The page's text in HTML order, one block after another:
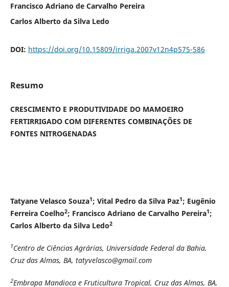
Francisco Adriano de Carvalho Pereira
Carlos Alberto da Silva Ledo
DOI: https://doi.org/10.15809/irriga.2007v12n4p575-586
Resumo
CRESCIMENTO E PRODUTIVIDADE DO MAMOEIRO
FERTIRRIGADO COM DIFERENTES COMBINAÇÕES DE
FONTES NITROGENADAS
Tatyane Velasco Souza1; Vital Pedro da Silva Paz1; Eugênio
Ferreira Coelho2; Francisco Adriano de Carvalho Pereira1;
Carlos Alberto da Silva Ledo2
1Centro de Ciências Agrárias, Universidade Federal da Bahia,
Cruz das Almas, BA, tatyvelasco@gmail.com
2Embrapa Mandioca e Fruticultura Tropical, Cruz das Almas, BA,